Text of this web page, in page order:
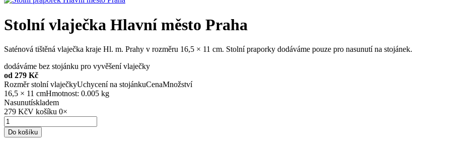
Stolní vlaječka Hlavní město Praha
Saténová tištěná vlaječka kraje Hl. m. Prahy v rozměru 16,5 × 11 cm. Stolní praporky dodáváme pouze pro nasunutí na stojánek.
dodáváme bez stojánku pro vyvěšení vlaječky
od 279 Kč
Rozměr stolní vlaječkyUchycení na stojánkuCenaMnožství
16,5 × 11 cmHmotnost: 0.005 kg
Nasunutískladem
279 KčV košíku 0×
Do košíku